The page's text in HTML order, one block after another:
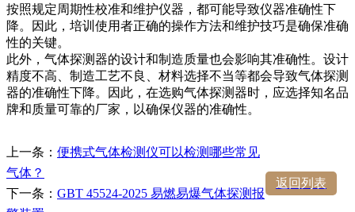
按照规定周期性校准和维护仪器，都可能导致仪器准确性下
降。因此，培训使用者正确的操作方法和维护技巧是确保准确
性的关键。
此外，气体探测器的设计和制造质量也会影响其准确性。设计
精度不高、制造工艺不良、材料选择不当等都会导致气体探测
器的准确性下降。因此，在选购气体探测器时，应选择知名品
牌和质量可靠的厂家，以确保仪器的准确性。
上一条： 便携式气体检测仪可以检测哪些常见
气体？
下一条： GBT 45524-2025 易燃易爆气体探测报
返回列表